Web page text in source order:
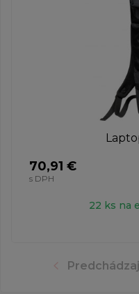
70,91 €
s DPH
22 ks na